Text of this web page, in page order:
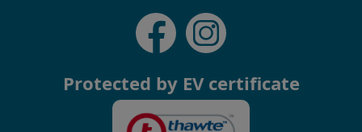
Protected by EV certificate